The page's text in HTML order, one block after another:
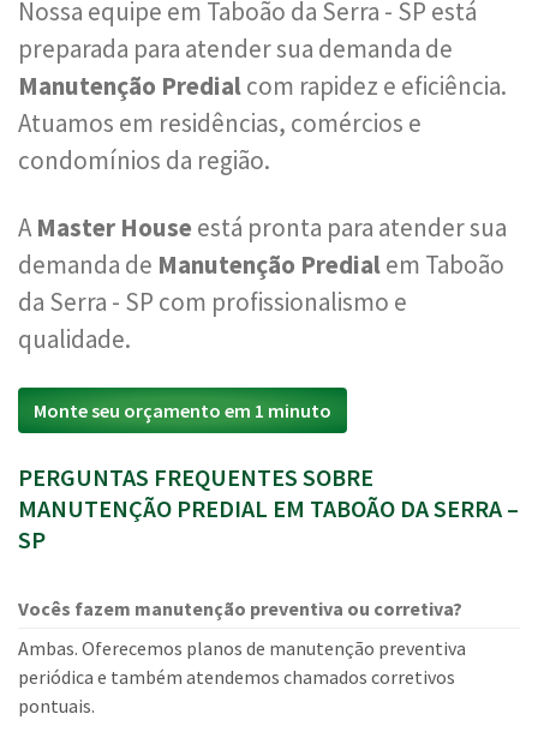
Nossa equipe em Taboão da Serra - SP está
preparada para atender sua demanda de
Manutenção Predialcom rapidez e eficiência.
Atuamos em residências, comércios e
condomínios da região.
AMaster House está pronta para atender sua
demanda de Manutenção Predialem Taboão
da Serra - SP com profissionalismo e
qualidade.
Monte seu orçamento em 1 minuto
PERGUNTAS FREQUENTES SOBRE
MANUTENÇÃO PREDIAL EM TABOÃO DA SERRA –
SP
Vocês fazem manutenção preventiva ou corretiva?
Ambas. Oferecemos planos de manutenção preventiva
periódica e também atendemos chamados corretivos
pontuais.